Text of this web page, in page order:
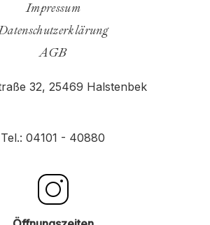
Impressum
AGB
32, 25469 Halstenbek
Tel.: 04101 - 40880